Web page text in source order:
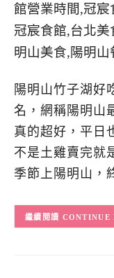
陽明山竹子湖好
名，網稱陽明山
真的超好，平日
不是土雞賣完就
季節上陽明山，
CONTINUE